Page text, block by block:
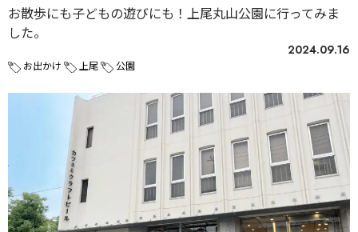
お散歩にも子どもの遊びにも！上尾丸山公園に行ってみま
した。
2024.09.16
お出かけ 上尾 公園